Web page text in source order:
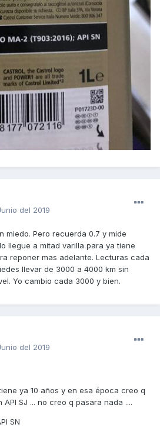
del 2019
miedo. Pero recuerda 0.7 y mide
llegue a mitad varilla para ya tiene
reponer mas adelante. Lecturas cada
llevar de 3000 a 4000 km sin
Yo cambio cada 3000 y bien.
del 2019
ya 10 años y en esa época creo q
SJ ... no creo q pasara nada ....
SN